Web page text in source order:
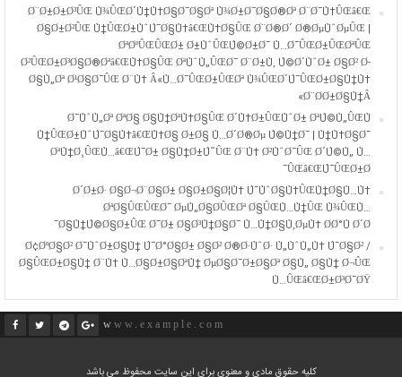
Ø¨Ø±Ø±Ø³ÛŒ Ù¾ÛŒØ´Ù†Ù‡Ø§Ø¯Ø§Øª Ù¾Ø±Ø¯Ø§Ø®Øª Ø¨Ø¯Ù‡ÛŒâ€Œ
Ø§Ø±Ø²ÛŒ Ù†ÛŒØ±ÙˆÚ¯Ø§Ù‡â€ŒÙ‡Ø§ÛŒ Ø¨Ø®Ø´ Ø®ØµÙˆØµÛŒ |
ØªØºÛŒÛŒØ± Ø±ÙˆÛŒÚ©Ø±Ø¯ Ù…Ø¯ÛŒØ±ÛŒØªÛŒ
Ø²ÛŒØ±Ø³Ø§Ø®Øªâ€ŒÙ‡Ø§ÛŒ ØªÙˆÙ„ÛŒØ¯ Ø¨Ø±Ù‚ Ú©Ø´ÙˆØ± Ø§Ø² Ø­
Ø§Ù„Øª Ø¹Ø§Ø¯ÛŒ Ø¨Ù‡ Â«Ù…Ø¯ÛŒØ±ÛŒØª Ù¾ÛŒØ´Ú¯ÛŒØ±Ø§Ù†Ù‡
Ø¨Ø­Ø±Ø§Ù†Â»
Ø¯ÙˆÙ„Øª ØªØ§ Ø§Ù†ØªÙ‡Ø§ÛŒ Ø´Ù‡Ø±ÛŒÙˆØ± ØªÚ©Ù„ÛŒÙ
Ù†ÛŒØ±ÙˆÚ¯Ø§Ù‡â€ŒÙ‡Ø§ Ø±Ø§ Ù…Ø´Ø®Øµ Ú©Ù†Ø¯ | Ù†Ù‡Ø§Ø¯
ØªÙ†Ø¸ÛŒÙ…â€ŒÚ¯Ø± Ø§Ù†Ø±Ú˜ÛŒ Ø¨Ù‡ Ø²ÙˆØ¯ÛŒ Ø´Ú©Ù„ Ù…
ÛŒâ€ŒÚ¯ÛŒØ±Ø¯
Ø´Ø±Ø· Ø§Ø¬Ø¨Ø§Ø± Ø§Ø±Ø§Ø¦Ù‡ Ú¯ÙˆØ§Ù‡ÛŒÙ†Ø§Ù…Ù‡
ØªØ§ÛŒÛŒØ¯ ØµÙ„Ø§Ø­ÛŒØª Ø§ÛŒÙ…Ù†ÛŒ Ù¾ÛŒÙ…
Ø§Ù†Ú©Ø§Ø±ÛŒ Ø¯Ø± Ø§Ø³Ù†Ø§Ø¯ Ù…Ù†Ø§Ù‚ØµÙ‡ Ø­Ø°Ù Ø´Ø¯
Ø¢ØºØ§Ø² Ø¯ÙˆØ±Ø§Ù† Ú¯Ø°Ø§Ø± Ø§Ø² Ø®Ø·ÙˆØ· Ù„ÙˆÙ„Ù‡ Ú¯Ø§Ø² /
Ø§ÛŒØ±Ø§Ù† Ø¨Ù‡ Ù…Ø§Ø±Ø§ØªÙ† ØµØ§Ø¯Ø±Ø§Øª Ø§Ù„ Ø§Ù† Ø¬ÛŒ
Ù…ÛŒâ€ŒØ±Ø³Ø¯ØŸ
www.example.com
کلیه حقوق مادی و معنوی برای این سایت محفوظ می باشد